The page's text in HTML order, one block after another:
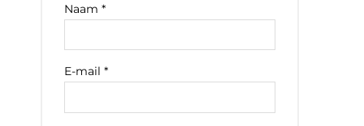
Naam*
E-mail*